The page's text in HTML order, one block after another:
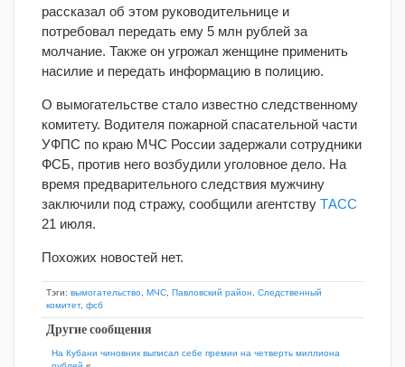
рассказал об этом руководительнице и
потребовал передать ему 5 млн рублей за
молчание. Также он угрожал женщине применить
насилие и передать информацию в полицию.
О вымогательстве стало известно следственному
комитету. Водителя пожарной спасательной части
УФПС по краю МЧС России задержали сотрудники
ФСБ, против него возбудили уголовное дело. На
время предварительного следствия мужчину
заключили под стражу, сообщили агентству ТАСС
21 июля.
Похожих новостей нет.
Тэги: вымогательство МЧС Павловский район
Следственный
комитет, фсб
Другие сообщения
На Кубани чиновник выписал себе премии на четверть миллиона